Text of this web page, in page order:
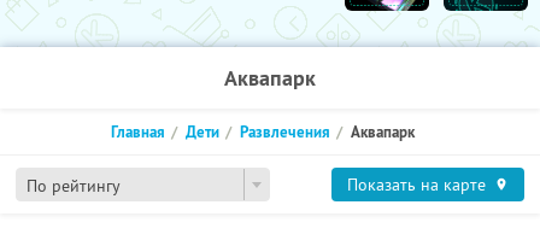
Аквапарк
По рейтингу
Главная Дети Развлечения Аквапарк
Показать на карте